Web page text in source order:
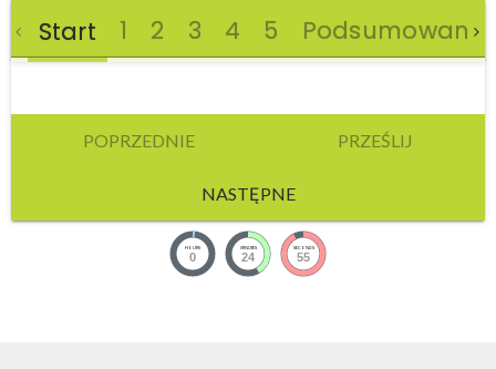
Start 1 2 3 4 5 Podsumowanie
POPRZEDNIE PRZEŚLIJ
NASTĘPNE
HOURS
0
MINUTES
24
SECONDS
55